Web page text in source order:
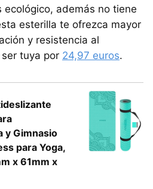
además no tiene
esterilla te ofrezca mayor
y resistencia al
tuya por 24,97 euros.
y Gimnasio
para Yoga,
x 61mm x